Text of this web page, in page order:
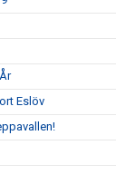
Eslöv